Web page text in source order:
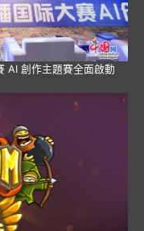
AI 創作主題賽全面啟動